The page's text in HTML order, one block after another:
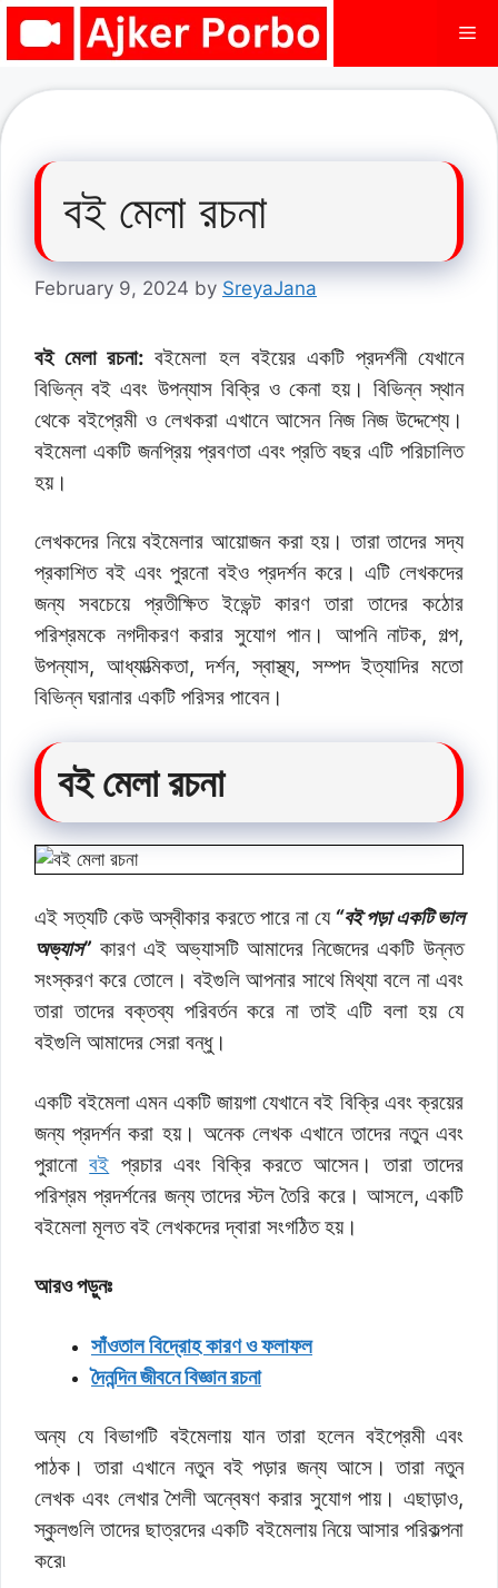
Skip
বই মেলা রচনা
February 9, 2024 by SreyaJana
বই মেলা রচনা:বইমেলা হল বইয়ের একটি প্রদর্শনী যেখানে
বিভিন্ন বই এবং উপন্যাস বিক্রি ও কেনা হয়। বিভিন্ন স্থান
থেকে বইপ্রেমী ও লেখকরা এখানে আসেন নিজ নিজ উদ্দেশ্যে।
বইমেলা একটি জনপ্রিয় প্রবণতা এবং প্রতি বছর এটি পরিচালিত
হয়।
লেখকদের নিয়ে বইমেলার আয়োজন করা হয়। তারা তাদের সদ্য
প্রকাশিত বই এবং পুরনো বইও প্রদর্শন করে। এটি লেখকদের
জন্য সবচেয়ে প্রতীক্ষিত ইভেন্ট কারণ তারা তাদের কঠোর
পরিশ্রমকে নগদীকরণ করার সুযোগ পান। আপনি নাটক, গল্প,
উপন্যাস, আধ্যাত্মিকতা, দর্শন, স্বাস্থ্য, সম্পদ ইত্যাদির মতো
বিভিন্ন ঘরানার একটি পরিসর পাবেন।
বই মেলা রচনা
এই সত্যটি কেউ অস্বীকার করতে পারে না যে“বই পড়া একটি ভাল
অভ্যাস” কারণ এই অভ্যাসটি আমাদের নিজেদের একটি উন্নত
সংস্করণ করে তোলে। বইগুলি আপনার সাথে মিথ্যা বলে না এবং
তারা তাদের বক্তব্য পরিবর্তন করে না তাই এটি বলা হয় যে
বইগুলি আমাদের সেরা বন্ধু।
একটি বইমেলা এমন একটি জায়গা যেখানে বই বিক্রি এবং ক্রয়ের
জন্য প্রদর্শন করা হয়। অনেক লেখক এখানে তাদের নতুন এবং
পুরানোবই প্রচার এবং বিক্রি করতে আসেন। তারা তাদের
পরিশ্রম প্রদর্শনের জন্য তাদের স্টল তৈরি করে। আসলে, একটি
বইমেলা মূলত বই লেখকদের দ্বারা সংগঠিত হয়।
আরও পড়ুনঃ
সাঁওতাল বিদ্রোহ কারণ ও ফলাফল
দৈনন্দিন জীবনে বিজ্ঞান রচনা
অন্য যে বিভাগটি বইমেলায় যান তারা হলেন বইপ্রেমী এবং
পাঠক। তারা এখানে নতুন বই পড়ার জন্য আসে। তারা নতুন
লেখক এবং লেখার শৈলী অন্বেষণ করার সুযোগ পায়। এছাড়াও,
স্কুলগুলি তাদের ছাত্রদের একটি বইমেলায় নিয়ে আসার পরিকল্পনা
করে৷